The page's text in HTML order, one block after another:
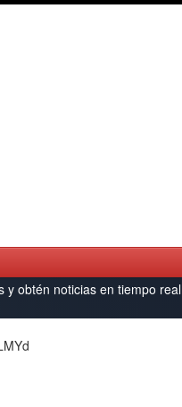
y obtén noticias en tiempo real